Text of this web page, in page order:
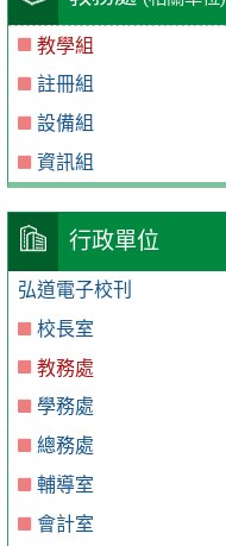
教學組
註冊組
設備組
資訊組
行政單位
弘道電子校刊
校長室
教務處
學務處
總務處
輔導室
會計室